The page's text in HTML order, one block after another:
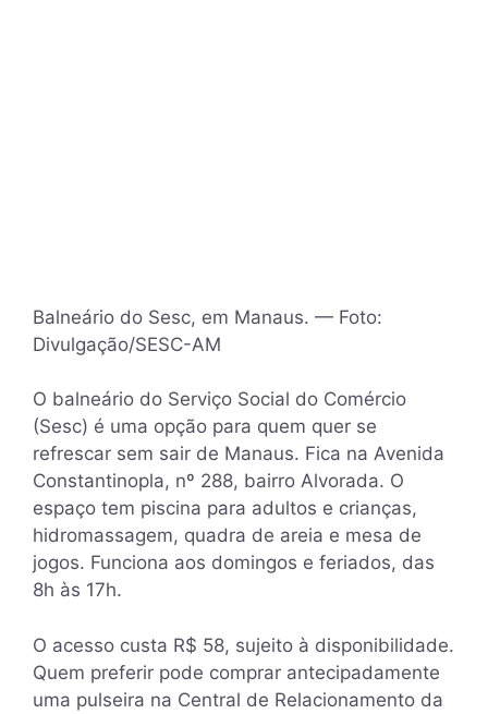
Balneário do Sesc, em Manaus. — Foto:
Divulgação/SESC-AM
O balneário do Serviço Social do Comércio
(Sesc) é uma opção para quem quer se
refrescar sem sair de Manaus. Fica na Avenida
Constantinopla, nº 288, bairro Alvorada. O
espaço tem piscina para adultos e crianças,
hidromassagem, quadra de areia e mesa de
jogos. Funciona aos domingos e feriados, das
8h às 17h.
O acesso custa R$ 58, sujeito à disponibilidade.
Quem preferir pode comprar antecipadamente
uma pulseira na Central de Relacionamento da